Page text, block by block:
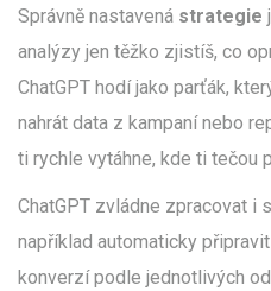
Správně nastavená strategie
analýzy jen těžko zjistíš, co
ChatGPT hodí jako parťák,
nahrát data z kampaní nebo
ti rychle vytáhne, kde ti tečou
ChatGPT zvládne zpracovat i
například automaticky
konverzí podle jednotlivých